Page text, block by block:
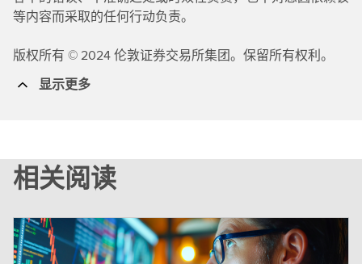
等内容而采取的任何行动负责。
版权所有 © 2024 伦敦证券交易所集团。保留所有权利。
显示更多
相关阅读